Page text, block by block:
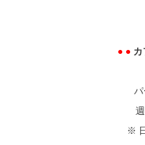
● ● カ
パ
※